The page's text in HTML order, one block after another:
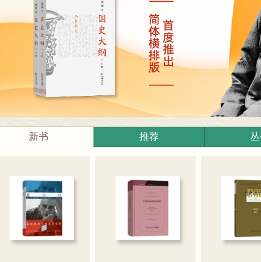
新书 推荐